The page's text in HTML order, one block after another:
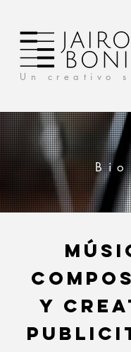
Un creativo
Bio
y